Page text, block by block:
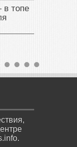
в топе